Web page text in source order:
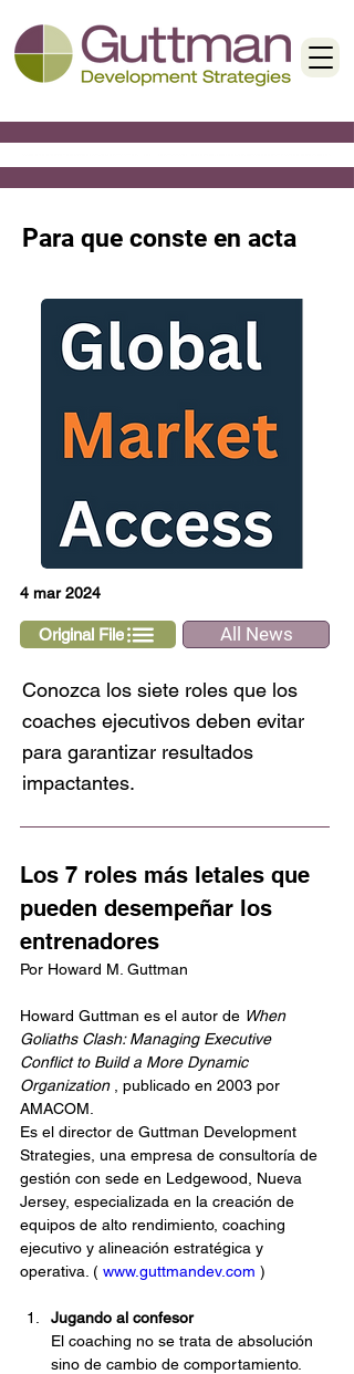
Para que conste en acta
4 mar 2024
Original File All News
Conozca los siete roles que los
coaches ejecutivos deben evitar
para garantizar resultados
impactantes.
Los 7 roles más letales que
pueden desempeñar los
entrenadores
Por Howard M. Guttman
Howard Guttman es el autor de When
Goliaths Clash: Managing Executive
Conflict to Build a More Dynamic
Organization , publicado en 2003 por
AMACOM.
Es el director de Guttman Development
Strategies, una empresa de consultoría de
gestión con sede en Ledgewood, Nueva
Jersey, especializada en la creación de
equipos de alto rendimiento, coaching
ejecutivo y alineación estratégica y
operativa. ( www.guttmandev.com )
Jugando al confesor
El coaching no se trata de absolución
sino de cambio de comportamiento.